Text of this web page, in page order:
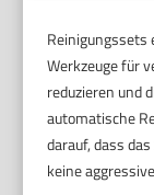
Reinigungssets
Werkzeuge für
reduzieren und
automatische
darauf, dass
keine